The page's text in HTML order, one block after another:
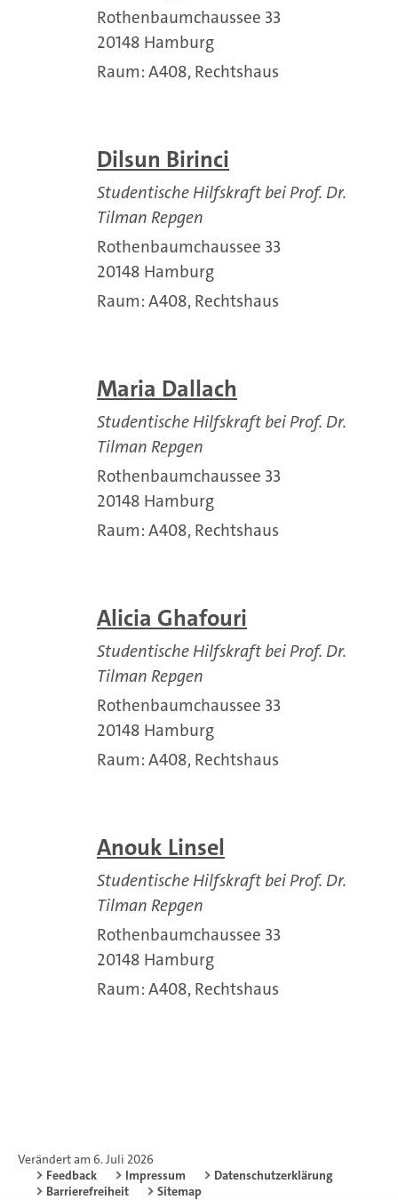
Rothenbaumchaussee 33
20148 Hamburg
Raum: A408, Rechtshaus
Dilsun Birinci
Studentische Hilfskraft bei Prof. Dr.
Tilman Repgen
Rothenbaumchaussee 33
20148 Hamburg
Raum: A408, Rechtshaus
Maria Dallach
Studentische Hilfskraft bei Prof. Dr.
Tilman Repgen
Rothenbaumchaussee 33
20148 Hamburg
Raum: A408, Rechtshaus
Alicia Ghafouri
Studentische Hilfskraft bei Prof. Dr.
Tilman Repgen
Rothenbaumchaussee 33
20148 Hamburg
Raum: A408, Rechtshaus
Anouk Linsel
Studentische Hilfskraft bei Prof. Dr.
Tilman Repgen
Rothenbaumchaussee 33
20148 Hamburg
Raum: A408, Rechtshaus
Verändert am 6. Juli 2026
Feedback
Impressum
Datenschutzerklärung
Barrierefreiheit
Sitemap